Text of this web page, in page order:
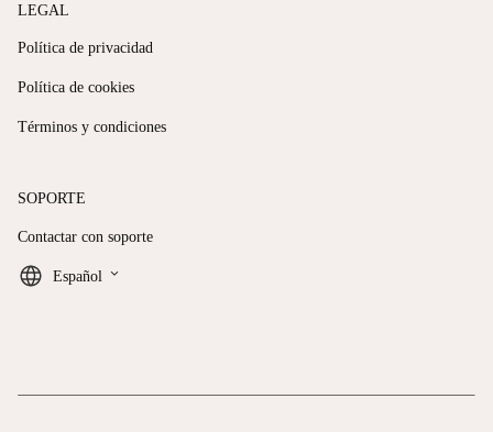
LEGAL
Política de privacidad
Política de cookies
Términos y condiciones
SOPORTE
Contactar con soporte
Español keyboard_arrow_down